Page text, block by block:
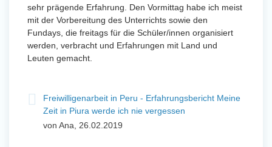
sehr prägende Erfahrung. Den Vormittag habe ich meist
mit der Vorbereitung des Unterrichts sowie den
Fundays, die freitags für die Schüler/innen organisiert
werden, verbracht und Erfahrungen mit Land und
Leuten gemacht.
Freiwilligenarbeit in Peru - Erfahrungsbericht Meine
Zeit in Piura werde ich nie vergessen
von Ana, 26.02.2019